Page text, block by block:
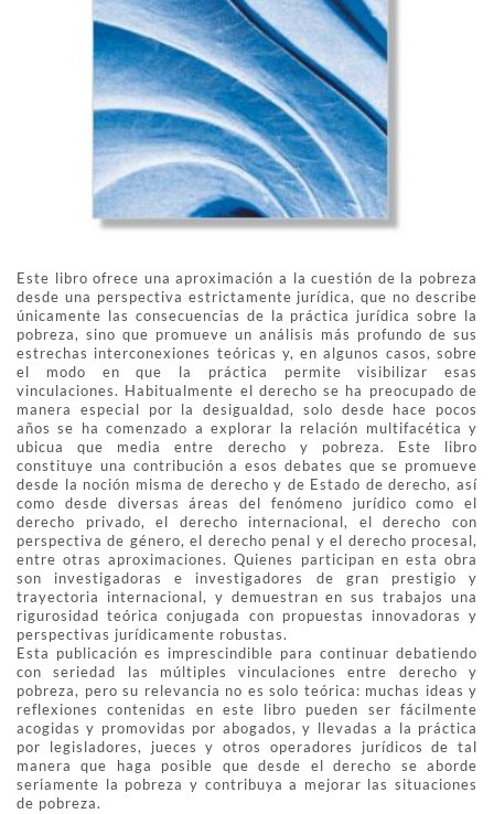
Este libro ofrece una aproximación a la cuestión de la pobreza
desde una perspectiva estrictamente jurídica, que no describe
únicamente las consecuencias de la práctica jurídica sobre la
pobreza, sino que promueve un análisis más profundo de sus
estrechas interconexiones teóricas y, en algunos casos, sobre
el modo en que la práctica permite visibilizar esas
vinculaciones. Habitualmente el derecho se ha preocupado de
manera especial por la desigualdad, solo desde hace pocos
años se ha comenzado a explorar la relación multifacética y
ubicua que media entre derecho y pobreza. Este libro
constituye una contribución a esos debates que se promueve
desde la noción misma de derecho y de Estado de derecho, así
como desde diversas áreas del fenómeno jurídico como el
derecho privado, el derecho internacional, el derecho con
perspectiva de género, el derecho penal y el derecho procesal,
entre otras aproximaciones. Quienes participan en esta obra
son investigadoras e investigadores de gran prestigio y
trayectoria internacional, y demuestran en sus trabajos una
rigurosidad teórica conjugada con propuestas innovadoras y
perspectivas jurídicamente robustas.
Esta publicación es imprescindible para continuar debatiendo
con seriedad las múltiples vinculaciones entre derecho y
pobreza, pero su relevancia no es solo teórica: muchas ideas y
reflexiones contenidas en este libro pueden ser fácilmente
acogidas y promovidas por abogados, y llevadas a la práctica
por legisladores, jueces y otros operadores jurídicos de tal
manera que haga posible que desde el derecho se aborde
seriamente la pobreza y contribuya a mejorar las situaciones
de pobreza.